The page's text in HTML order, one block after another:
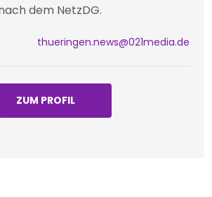
dem NetzDG.
thueringen.news@021media.de
ZUM PROFIL